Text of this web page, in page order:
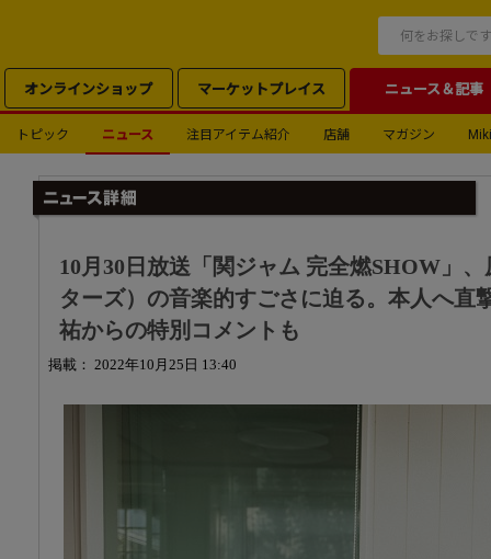
オンラインショップ マーケットプレイス ニュース＆記事
トピック ニュース 注目アイテム紹介 店舗 マガジン
10月30日放送「関ジャム 完全燃SHOW」
ターズ）の音楽的すごさに迫る。本人へ直
祐からの特別コメントも
掲載： 2022年10月25日 13:40